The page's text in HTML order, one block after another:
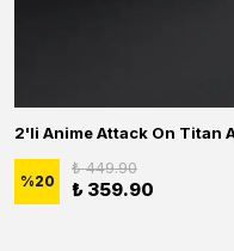
%20
₺ 449.90
₺ 359.90